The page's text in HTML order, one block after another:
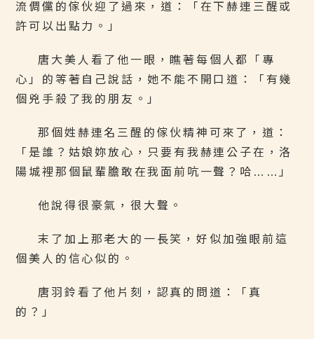
流倜儻的傢伙迎了過來，道：「在下赫連三醒或
許可以出點力。」
唐大美人看了他一眼，瞧著每個人都「專
心」的等著自己說話，她不能不開口道：「有幾
個兇手殺了我的朋友。」
那個姓赫連名三醒的傢伙精神可來了，道：
「是誰？姑娘妳放心，只要有我赫連公子在，洛
陽城裡那個鼠輩膽敢在我面前吭一聲？哈……」
他說得很豪氣，很大聲。
末了加上那老大的一長笑，好似加強眼前這
個美人的信心似的。
唐羽鈴看了他片刻，認真的問道：「真
的？」